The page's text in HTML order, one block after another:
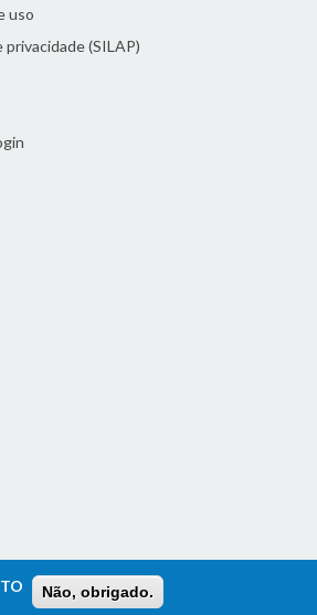
uso
privacidade (SILAP)
Não, obrigado.